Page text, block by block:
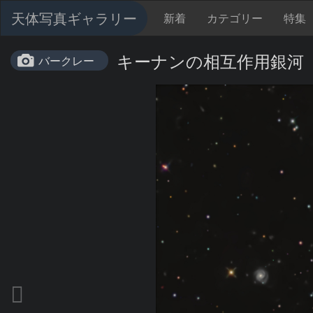
天体写真ギャラリー 新着 カテゴリー 特集
バークレー キーナンの相互作用銀河